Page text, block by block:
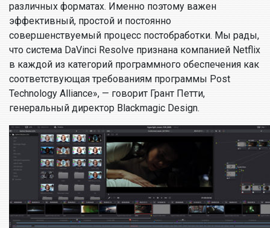
различных форматах. Именно поэтому важен
эффективный, простой и постоянно
совершенствуемый процесс постобработки. Мы рады,
что система DaVinci Resolve признана компанией Netflix
в каждой из категорий программного обеспечения как
соответствующая требованиям программы Post
Technology Alliance», — говорит Грант Петти,
генеральный директор Blackmagic Design.